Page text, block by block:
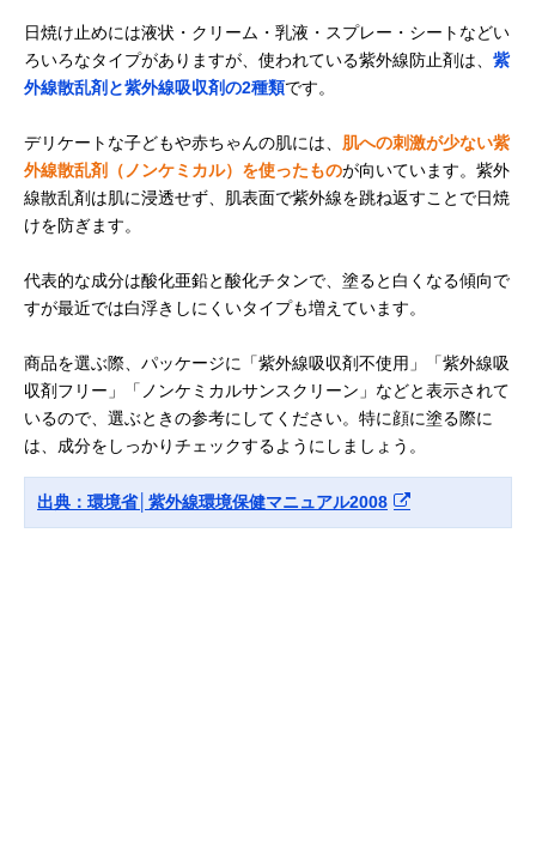
日焼け止めには液状・クリーム・乳液・スプレー・シートなどい
ろいろなタイプがありますが、使われている紫外線防止剤は、 紫
外線散乱剤と紫外線吸収剤の2種類です。
デリケートな子どもや赤ちゃんの肌には、 肌への刺激が少ない紫
外線散乱剤（ノンケミカル）を使ったものが向いています。紫外
線散乱剤は肌に浸透せず、肌表面で紫外線を跳ね返すことで日焼
けを防ぎます。
代表的な成分は酸化亜鉛と酸化チタンで、塗ると白くなる傾向で
すが最近では白浮きしにくいタイプも増えています。
商品を選ぶ際、パッケージに「紫外線吸収剤不使用」「紫外線吸
収剤フリー」「ノンケミカルサンスクリーン」などと表示されて
いるので、選ぶときの参考にしてください。特に顔に塗る際に
は、成分をしっかりチェックするようにしましょう。
出典：環境省│紫外線環境保健マニュアル2008